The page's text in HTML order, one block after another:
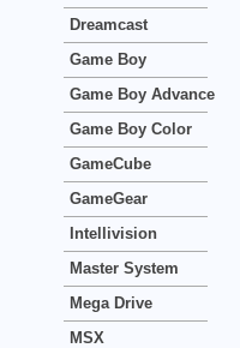
Dreamcast
Game Boy
Game Boy Advance
Game Boy Color
GameCube
GameGear
Intellivision
Master System
Mega Drive
MSX